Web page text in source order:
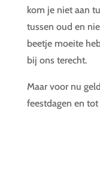
kom je niet aan
tussen oud en
beetje moeite
bij ons terecht.
Maar voor nu
feestdagen en